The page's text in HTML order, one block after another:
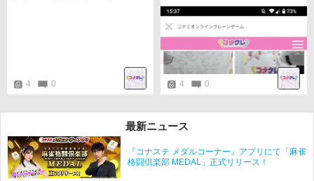
4 0 4 0
最新ニュース
『コナステ メダルコーナー』アプリにて「麻雀
格闘倶楽部 MEDAL」正式リリース！